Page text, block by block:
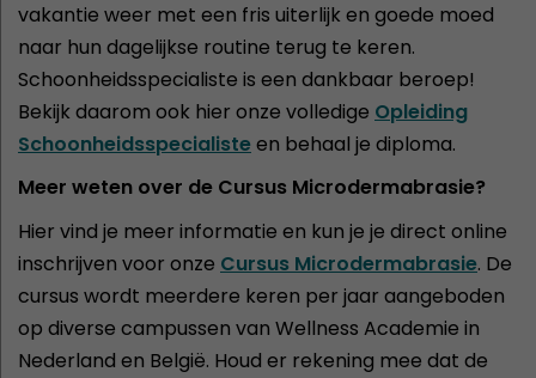
vakantie weer met een fris uiterlijk en goede moed
naar hun dagelijkse routine terug te keren.
Schoonheidsspecialiste is een dankbaar beroep!
Bekijk daarom ook hier onze volledige Opleiding
Schoonheidsspecialisteen behaal je diploma.
Meer weten over de Cursus Microdermabrasie?
Hier vind je meer informatie en kun je je direct online
inschrijven voor onze Cursus Microdermabrasie. De
cursus wordt meerdere keren per jaar aangeboden
op diverse campussen van Wellness Academie in
Nederland en België. Houd er rekening mee dat de